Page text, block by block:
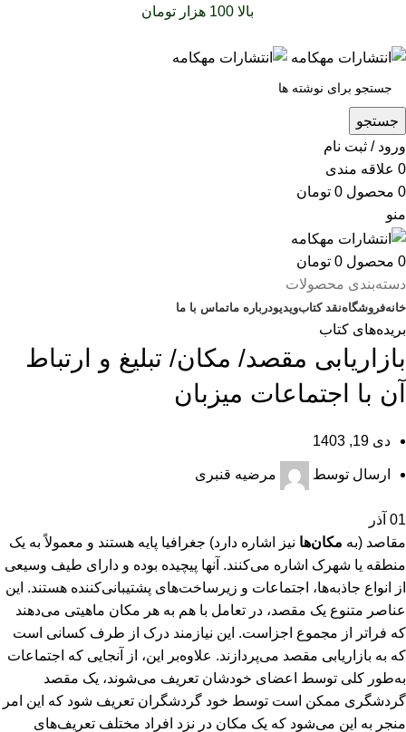
بالا 100 هزار تومان
جستجو
ورود / ثبت نام
0 علاقه مندی
0 محصول 0 تومان
منو
0 محصول 0 تومان
دسته‌بندی محصولات
خانهفروشگاهنقد کتابویدیودرباره‌ ماتماس با ما
بریده‌های کتاب
بازاریابی مقصد/ مکان/ تبلیغ و ارتباط
آن با اجتماعات میزبان
دی 19, 1403
ارسال توسط مرضیه قنبری
01 آذر
مقاصد (به مکان‌ها نیز اشاره دارد) جغرافیا پایه هستند و معمولاً به یک
منطقه یا شهرک اشاره می‌کنند. آنها پیچیده بوده و دارای طیف وسیعی
از انواع جاذبه‌ها، اجتماعات و زیرساخت‌های پشتیبانی‌کننده هستند. این
عناصر متنوع یک مقصد، در تعامل با هم به هر مکان ماهیتی می‌دهند
که فراتر از مجموع اجزاست. این نیازمند درک از طرف کسانی است
که به بازاریابی مقصد می‌پردازند. علاوه‌بر این، از آنجایی که اجتماعات
به‌طور کلی توسط اعضای خودشان تعریف می‌شوند، یک مقصد
گردشگری ممکن است توسط خود گردشگران تعریف شود که این امر
منجر به این می‌شود که یک مکان در نزد افراد مختلف تعریف‌های